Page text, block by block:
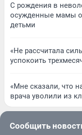
С рождения в
осужденные мамы
детьми
«Не рассчитала
успокоить
«Мне сказали, что
врача уволили из
Сообщить